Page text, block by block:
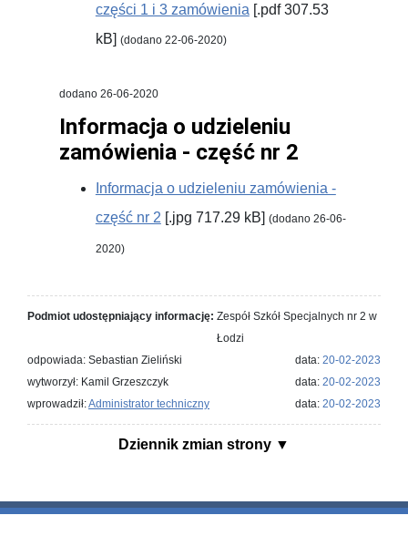
części 1 i 3 zamówienia [.pdf 307.53
kB] (dodano 22-06-2020)
dodano 26-06-2020
Informacja o udzieleniu
zamówienia - część nr 2
Informacja o udzieleniu zamówienia -
część nr 2 [.jpg 717.29 kB] (dodano 26-06-
2020)
Podmiot udostępniający informację: Zespół Szkół Specjalnych nr 2 w
Łodzi
odpowiada: Sebastian Zieliński
data: 20-02-2023
wytworzył: Kamil Grzeszczyk
data: 20-02-2023
wprowadził:Administrator techniczny data: 20-02-2023
Dziennik zmian strony